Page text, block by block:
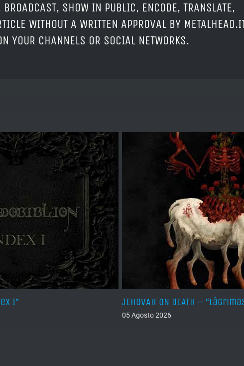
SHOW IN PUBLIC, ENCODE, TRANSLATE,
WITHOUT A WRITTEN APPROVAL BY
YOUR CHANNELS OR SOCIAL NETWORKS.
I” JEHOVAH ON DEATH –
05 Agosto 2026